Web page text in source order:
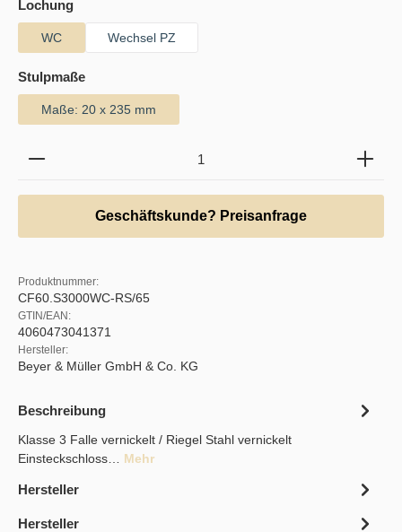
Lochungauswählen
WC Wechsel PZ
Stulpmaßeauswählen
Maße: 20 x 235 mm
Produkt Anzahl: Gib den gewünschten Wert ein
Geschäftskunde? Preisanfrage
Produktnummer:
CF60.S3000WC-RS/65
GTIN/EAN:
4060473041371
Hersteller:
Beyer & Müller GmbH & Co. KG
Beschreibung
Klasse 3 Falle vernickelt / Riegel Stahl vernickelt
Einsteckschloss… Mehr
Hersteller
Hersteller